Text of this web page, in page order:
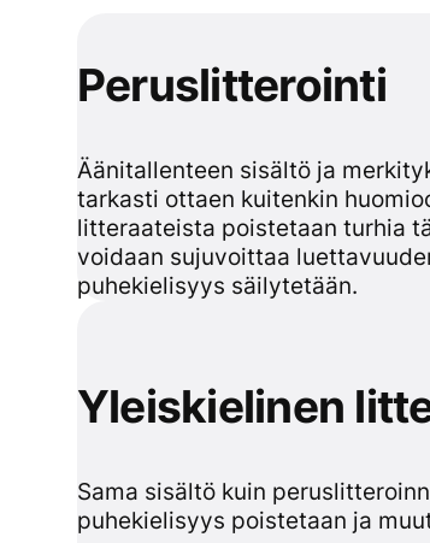
Peruslitterointi
Äänitallenteen sisältö ja
tarkasti ottaen kuitenkin
litteraateista poistetaan turhia
voidaan sujuvoittaa
puhekielisyys säilytetään.
Yleiskielinen
Sama sisältö kuin
puhekielisyys poistetaan ja